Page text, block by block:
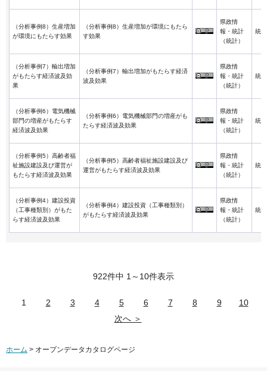
（分析事例8）生産増加
が環境にもたらす効果
（分析事例8）生産増加が環境にもたら
す効果
県政情
報・統計
（統計）
統計
（分析事例7）輸出増加
がもたらす経済波及効
果
（分析事例7）輸出増加がもたらす経済
波及効果
県政情
報・統計
（統計）
統計
（分析事例6）電気機械
部門の増産がもたらす
経済波及効果
（分析事例6）電気機械部門の増産がも
たらす経済波及効果
県政情
報・統計
（統計）
統計
（分析事例5）高齢者福
祉施設建設及び運営が
もたらす経済波及効果
（分析事例5）高齢者福祉施設建設及び
運営がもたらす経済波及効果
県政情
報・統計
（統計）
統計
（分析事例4）建設投資
（工事種類別）がもた
らす経済波及効果
（分析事例4）建設投資（工事種類別）
がもたらす経済波及効果
県政情
報・統計
（統計）
統計
922件中 1～10件表示
1 2 3 4 5 6 7 8 9
10
次へ ＞
ホーム > オープンデータカタログページ